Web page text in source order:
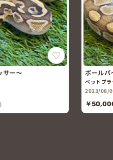
ボールパイソ
ペットプラザ東大阪
2023/08/01頃 生ま
￥50,000 (税込